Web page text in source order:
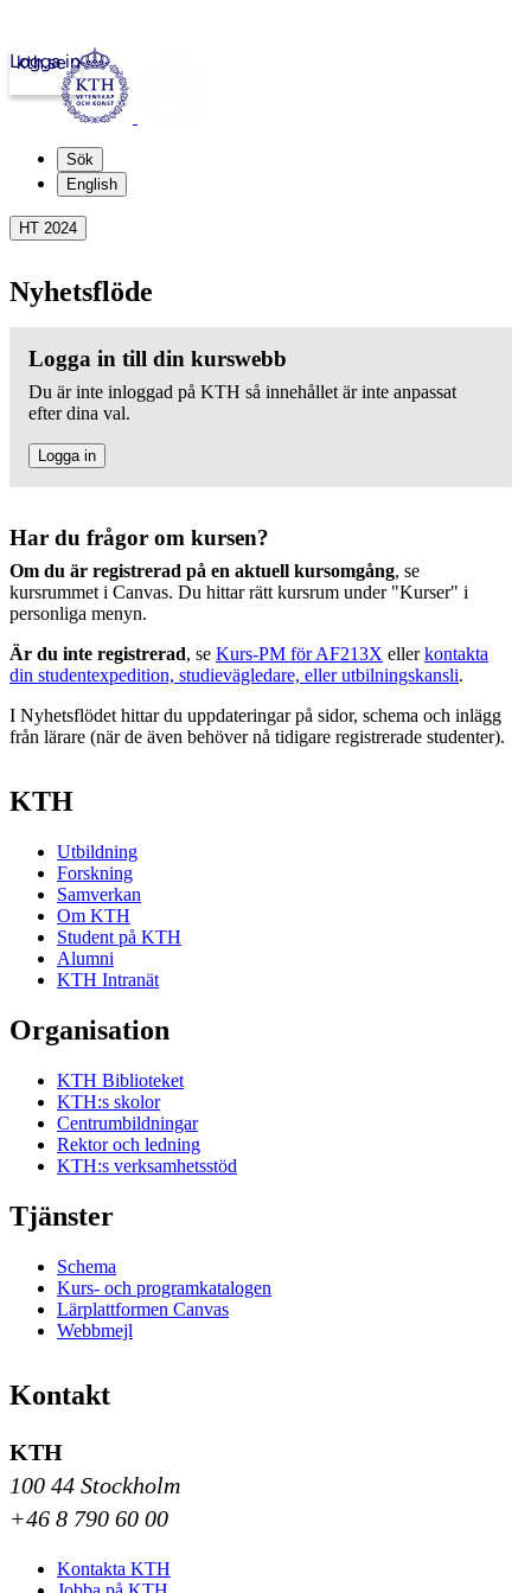
kth.se
Logga in
Sök
English
HT 2024
Nyhetsflöde
Logga in till din kurswebb
Du är inte inloggad på KTH så innehållet är inte anpassat
efter dina val.
Logga in
Har du frågor om kursen?
Om du är registrerad på en aktuell kursomgång, se
kursrummet i Canvas. Du hittar rätt kursrum under "Kurser" i
personliga menyn.
Är du inte registrerad, se Kurs-PM för AF213X ellerkontakta
din studentexpedition, studievägledare, eller utbilningskansli.
I Nyhetsflödet hittar du uppdateringar på sidor, schema och inlägg
från lärare (när de även behöver nå tidigare registrerade studenter).
KTH
Utbildning
Forskning
Samverkan
Om KTH
Student på KTH
Alumni
KTH Intranät
Organisation
KTH Biblioteket
KTH:s skolor
Centrumbildningar
Rektor och ledning
KTH:s verksamhetsstöd
Tjänster
Schema
Kurs- och programkatalogen
Lärplattformen Canvas
Webbmejl
Kontakt
KTH
100 44 Stockholm
+46 8 790 60 00
Kontakta KTH